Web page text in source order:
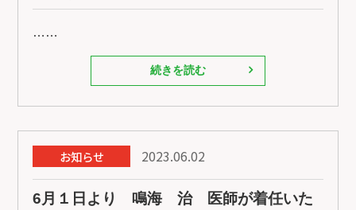
……
続きを読む
お知らせ 2023.06.02
6月１日より 鳴海 治 医師が着任いた